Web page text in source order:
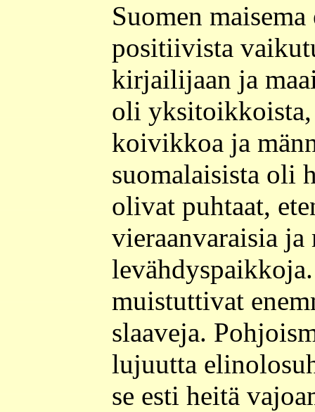
Suomen
positiivista
kirjailijaan ja
oli yksitoikkoista,
koivikkoa ja
suomalaisista oli
olivat puhtaat,
vieraanvaraisia ja
muistuttivat
slaaveja.
lujuutta
se esti heitä